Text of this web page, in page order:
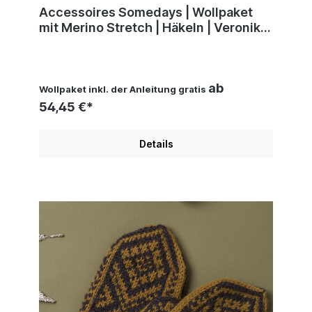
Accessoires Somedays | Wollpaket
mit Merino Stretch | Häkeln | Veronika
Wollpaket inkl. der Anleitung gratis ab
54,45 €*
Details